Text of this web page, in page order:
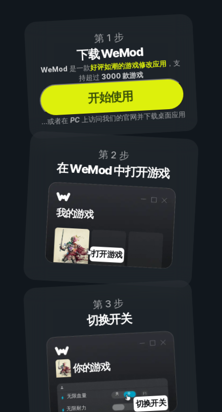
第 1 步
下载 WeMod
WeMod是一款好评如潮的游戏修改应用 ，支
持超过3000 款游戏
开始使用
...或者在PC上访问我们的官网并下载桌面应用
第 2 步
在 WeMod 中打开游戏
我的游戏
打开游戏
第 3 步
切换开关
你的游戏
开
关
无限血量
无限耐力
切换开关